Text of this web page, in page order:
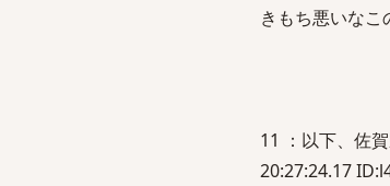
きもち悪いなこ
11 ：以下、佐
20:27:24.17